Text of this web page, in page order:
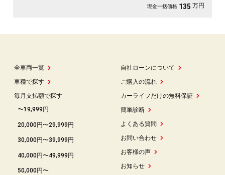
現金一括価格 135 万円
全車両一覧
車種で探す
毎月支払額で探す
〜19,999円
20,000円〜29,999円
30,000円〜39,999円
40,000円〜49,999円
50,000円〜
自社ローンについて
ご購入の流れ
カーライフだけの無料保証
簡単診断
よくある質問
お問い合わせ
お客様の声
お知らせ